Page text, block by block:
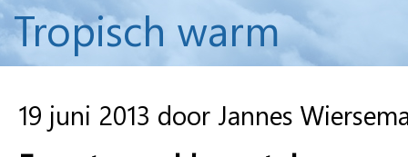
Tropisch warm
19 juni 2013 door Jannes